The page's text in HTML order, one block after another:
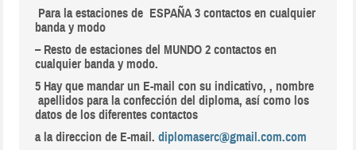
Para la estaciones de ESPAÑA 3 contactos en cualquier
banda y modo
– Resto de estaciones del MUNDO 2 contactos en
cualquier banda y modo.
5 Hay que mandar un E-mail con su indicativo, , nombre
apellidos para la confección del diploma, así como los
datos de los diferentes contactos
a la direccion de E-mail. diplomaserc@gmail.com.com